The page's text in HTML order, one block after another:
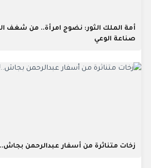
أمة الملك الثور: نضوج امرأة.. من شغف
صناعة الوعي
زخات متناثرة من أسفار عبدالرحمن